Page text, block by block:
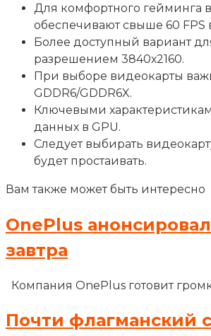
Для комфортного гейминга
обеспечивают свыше 60 FPS
Более доступный вариант
разрешением 3840х2160.
При выборе видеокарты
GDDR6/GDDR6X.
Ключевыми
данных в GPU.
Следует выбирать
будет простаивать.
Вам также может быть интересно
OnePlus
завтра
Компания OnePlus готовит
Почти флагманский